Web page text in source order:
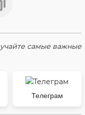
самые важные
Телеграм